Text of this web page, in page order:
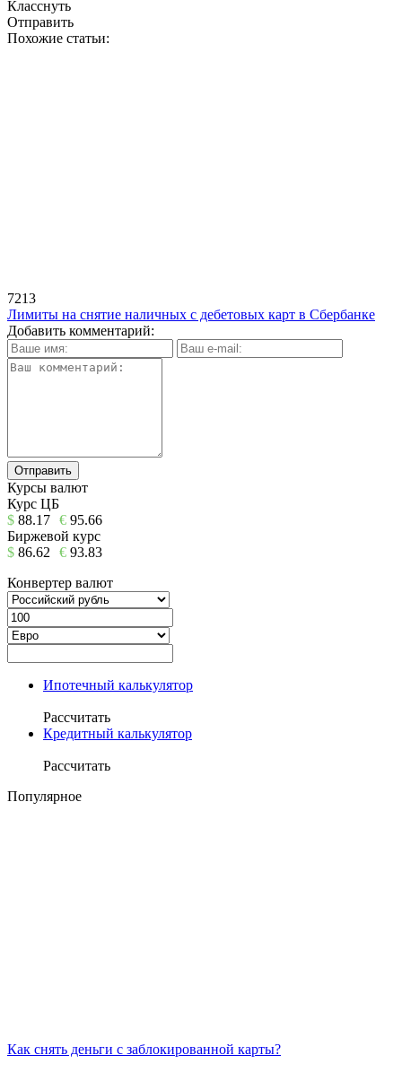
Класснуть
Отправить
Похожие статьи:
7213
Лимиты на снятие наличных с дебетовых карт в Сбербанке
Добавить комментарий:
Курсы валют
Курс ЦБ
$ 88.17 € 95.66
Биржевой курс
$ 86.62 € 93.83
Конвертер валют
Ипотечный калькулятор
Рассчитать
Кредитный калькулятор
Рассчитать
Популярное
Как снять деньги с заблокированной карты?